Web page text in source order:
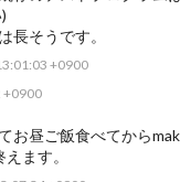
長そうです。
+0900
+0900
お昼ご飯食べてから
ます。